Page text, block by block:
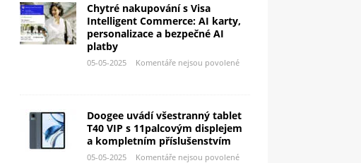
Chytré nakupování s Visa
Intelligent Commerce: AI karty,
personalizace a bezpečné AI
platby
05-05-2025 Komentáře nejsou povolené
Doogee uvádí všestranný tablet
T40 VIP s 11palcovým displejem
a kompletním příslušenstvím
05-05-2025 Komentáře nejsou povolené